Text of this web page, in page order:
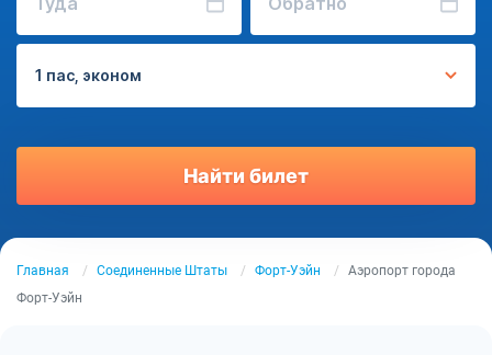
1 пас, эконом
Найти билет
Главная Соединенные Штаты Форт-Уэйн
Аэропорт города
Форт-Уэйн